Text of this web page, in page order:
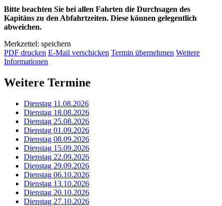
Bitte beachten Sie bei allen Fahrten die Durchsagen des
Kapitäns zu den Abfahrtzeiten. Diese können gelegentlich
abweichen.
Merkzettel: speichern
PDF drucken E-Mail verschicken Termin übernehmen Weitere
Informationen
Weitere Termine
Dienstag 11.08.2026
Dienstag 18.08.2026
Dienstag 25.08.2026
Dienstag 01.09.2026
Dienstag 08.09.2026
Dienstag 15.09.2026
Dienstag 22.09.2026
Dienstag 29.09.2026
Dienstag 06.10.2026
Dienstag 13.10.2026
Dienstag 20.10.2026
Dienstag 27.10.2026